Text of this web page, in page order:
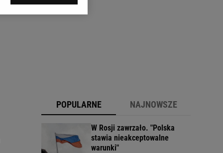
POPULARNE NAJNOWSZE
W Rosji zawrzało. "Polska
stawia nieakceptowalne
warunki"
swoje preferencje